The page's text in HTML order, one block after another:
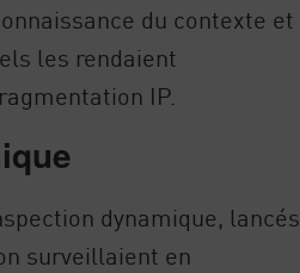
du contexte et
les rendaient
IP.
dynamique, lancés
surveillaient en